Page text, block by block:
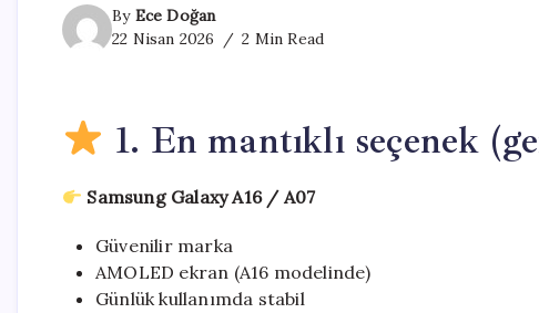
By Ece Doğan
22 Nisan 2026
2 Min Read
1. En mantıklı seçenek
Samsung Galaxy A16 / A07
Güvenilir marka
AMOLED ekran (A16 modelinde)
Günlük kullanımda stabil